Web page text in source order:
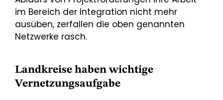
im Bereich der Integration nicht mehr
ausüben, zerfallen die oben genannten
Netzwerke rasch.
Landkreise haben wichtige
Vernetzungsaufgabe